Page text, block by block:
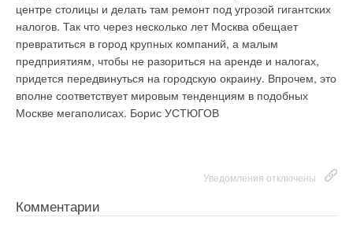
центре столицы и делать там ремонт под угрозой гигантских
налогов. Так что через несколько лет Москва обещает
превратиться в город крупных компаний, а малым
предприятиям, чтобы не разориться на аренде и налогах,
придется передвинуться на городскую окраину. Впрочем, это
вполне соответствует мировым тенденциям в подобных
Москве мегаполисах. Борис УСТЮГОВ
Уведомления отключены
Комментарии